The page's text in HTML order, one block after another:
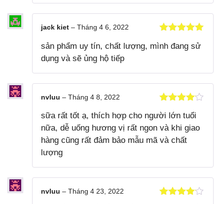
hạng55
jack kiet – Tháng 4 6, 2022
sản phẩm uy tín, chất lượng, mình đang sử
dụng và sẽ ủng hộ tiếp
hạng 45
sao
nvluu – Tháng 4 8, 2022
sữa rất tốt ạ, thích hợp cho người lớn tuổi
nữa, dễ uống hương vị rất ngon và khi giao
hàng cũng rất đảm bảo mẫu mã và chất
lượng
nvluu – Tháng 4 23, 2022